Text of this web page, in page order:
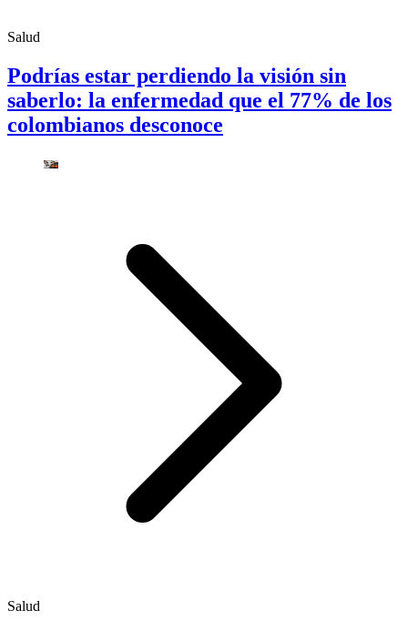
Salud
Podrías estar perdiendo la visión sin
saberlo: la enfermedad que el 77% de los
colombianos desconoce
Salud